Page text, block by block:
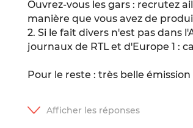
Ouvrez-vous les gars : recrutez
manière que vous avez de
2. Si le fait divers n'est pas dans
journaux de RTL et d'Europe 1 :
Pour le reste : très belle émission